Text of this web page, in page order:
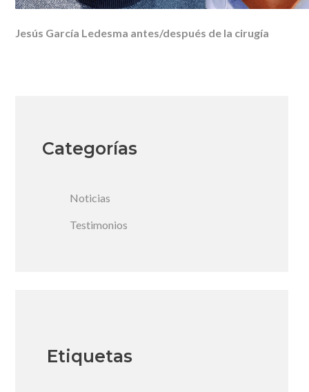
Jesús García Ledesma antes/después de la cirugía
Categorías
Noticias
Testimonios
Etiquetas